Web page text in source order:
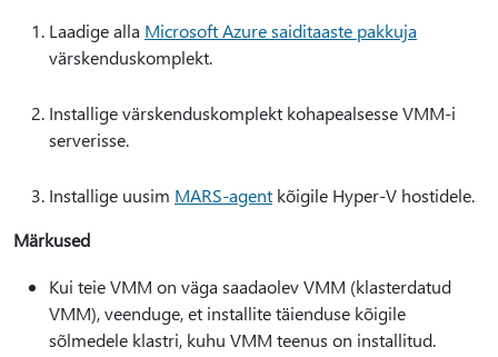
Laadige alla Microsoft Azure saiditaaste pakkuja
värskenduskomplekt.
Installige värskenduskomplekt kohapealsesse VMM-i
serverisse.
Installige uusim MARS-agent kõigile Hyper-V hostidele.
Märkused
Kui teie VMM on väga saadaolev VMM (klasterdatud
VMM), veenduge, et installite täienduse kõigile
sõlmedele klastri, kuhu VMM teenus on installitud.